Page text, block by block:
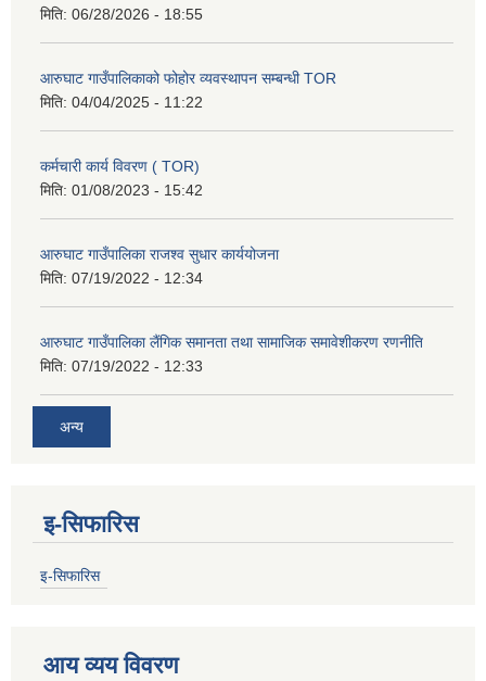
मिति: 06/28/2026 - 18:55
आरुघाट गाउँपालिकाको फोहोर व्यवस्थापन सम्बन्धी TOR
मिति: 04/04/2025 - 11:22
कर्मचारी कार्य विवरण ( TOR)
मिति: 01/08/2023 - 15:42
आरुघाट गाउँपालिका राजश्व सुधार कार्ययोजना
मिति: 07/19/2022 - 12:34
आरुघाट गाउँपालिका लैंगिक समानता तथा सामाजिक समावेशीकरण रणनीति
मिति: 07/19/2022 - 12:33
अन्य
इ-सिफारिस
इ-सिफारिस
आय व्यय विवरण